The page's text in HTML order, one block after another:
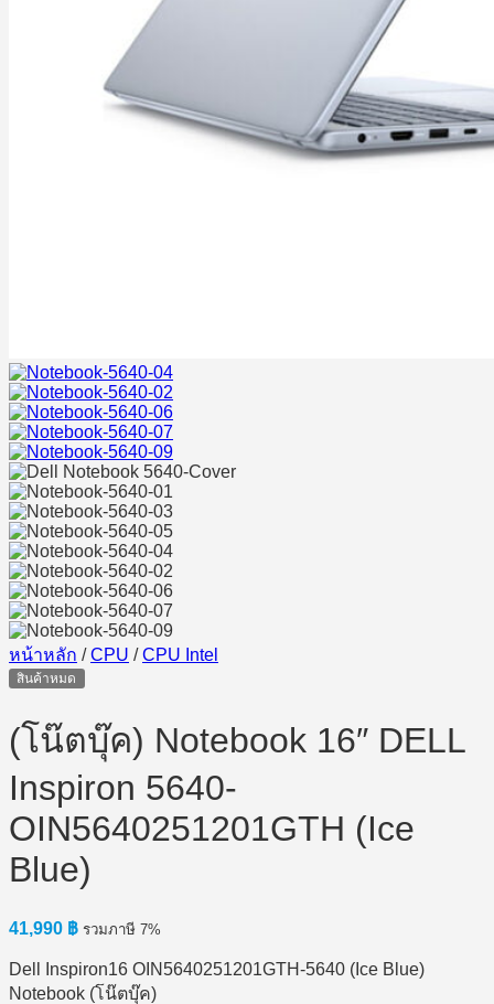
หน้าหลัก / CPU / CPU Intel
สินค้าหมด
(โน๊ตบุ๊ค) Notebook 16″ DELL
Inspiron 5640-
OIN5640251201GTH (Ice
Blue)
41,990 ฿ รวมภาษี 7%
Dell Inspiron16 OIN5640251201GTH-5640 (Ice Blue)
Notebook (โน๊ตบุ๊ค)